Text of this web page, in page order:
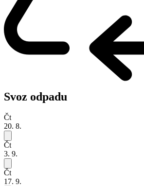
Svoz odpadu
Čt
20. 8.
Čt
3. 9.
Čt
17. 9.